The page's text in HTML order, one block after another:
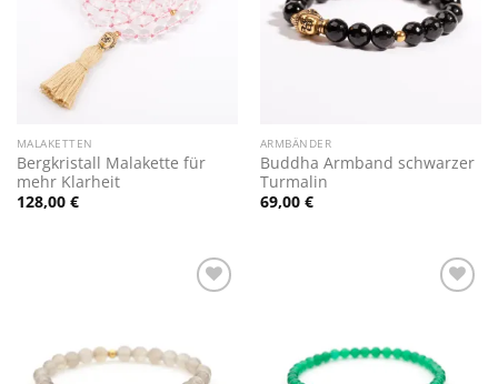
MALAKETTEN
Bergkristall Malakette für
mehr Klarheit
128,00 €
ARMBÄNDER
Buddha Armband schwarzer
Turmalin
69,00 €